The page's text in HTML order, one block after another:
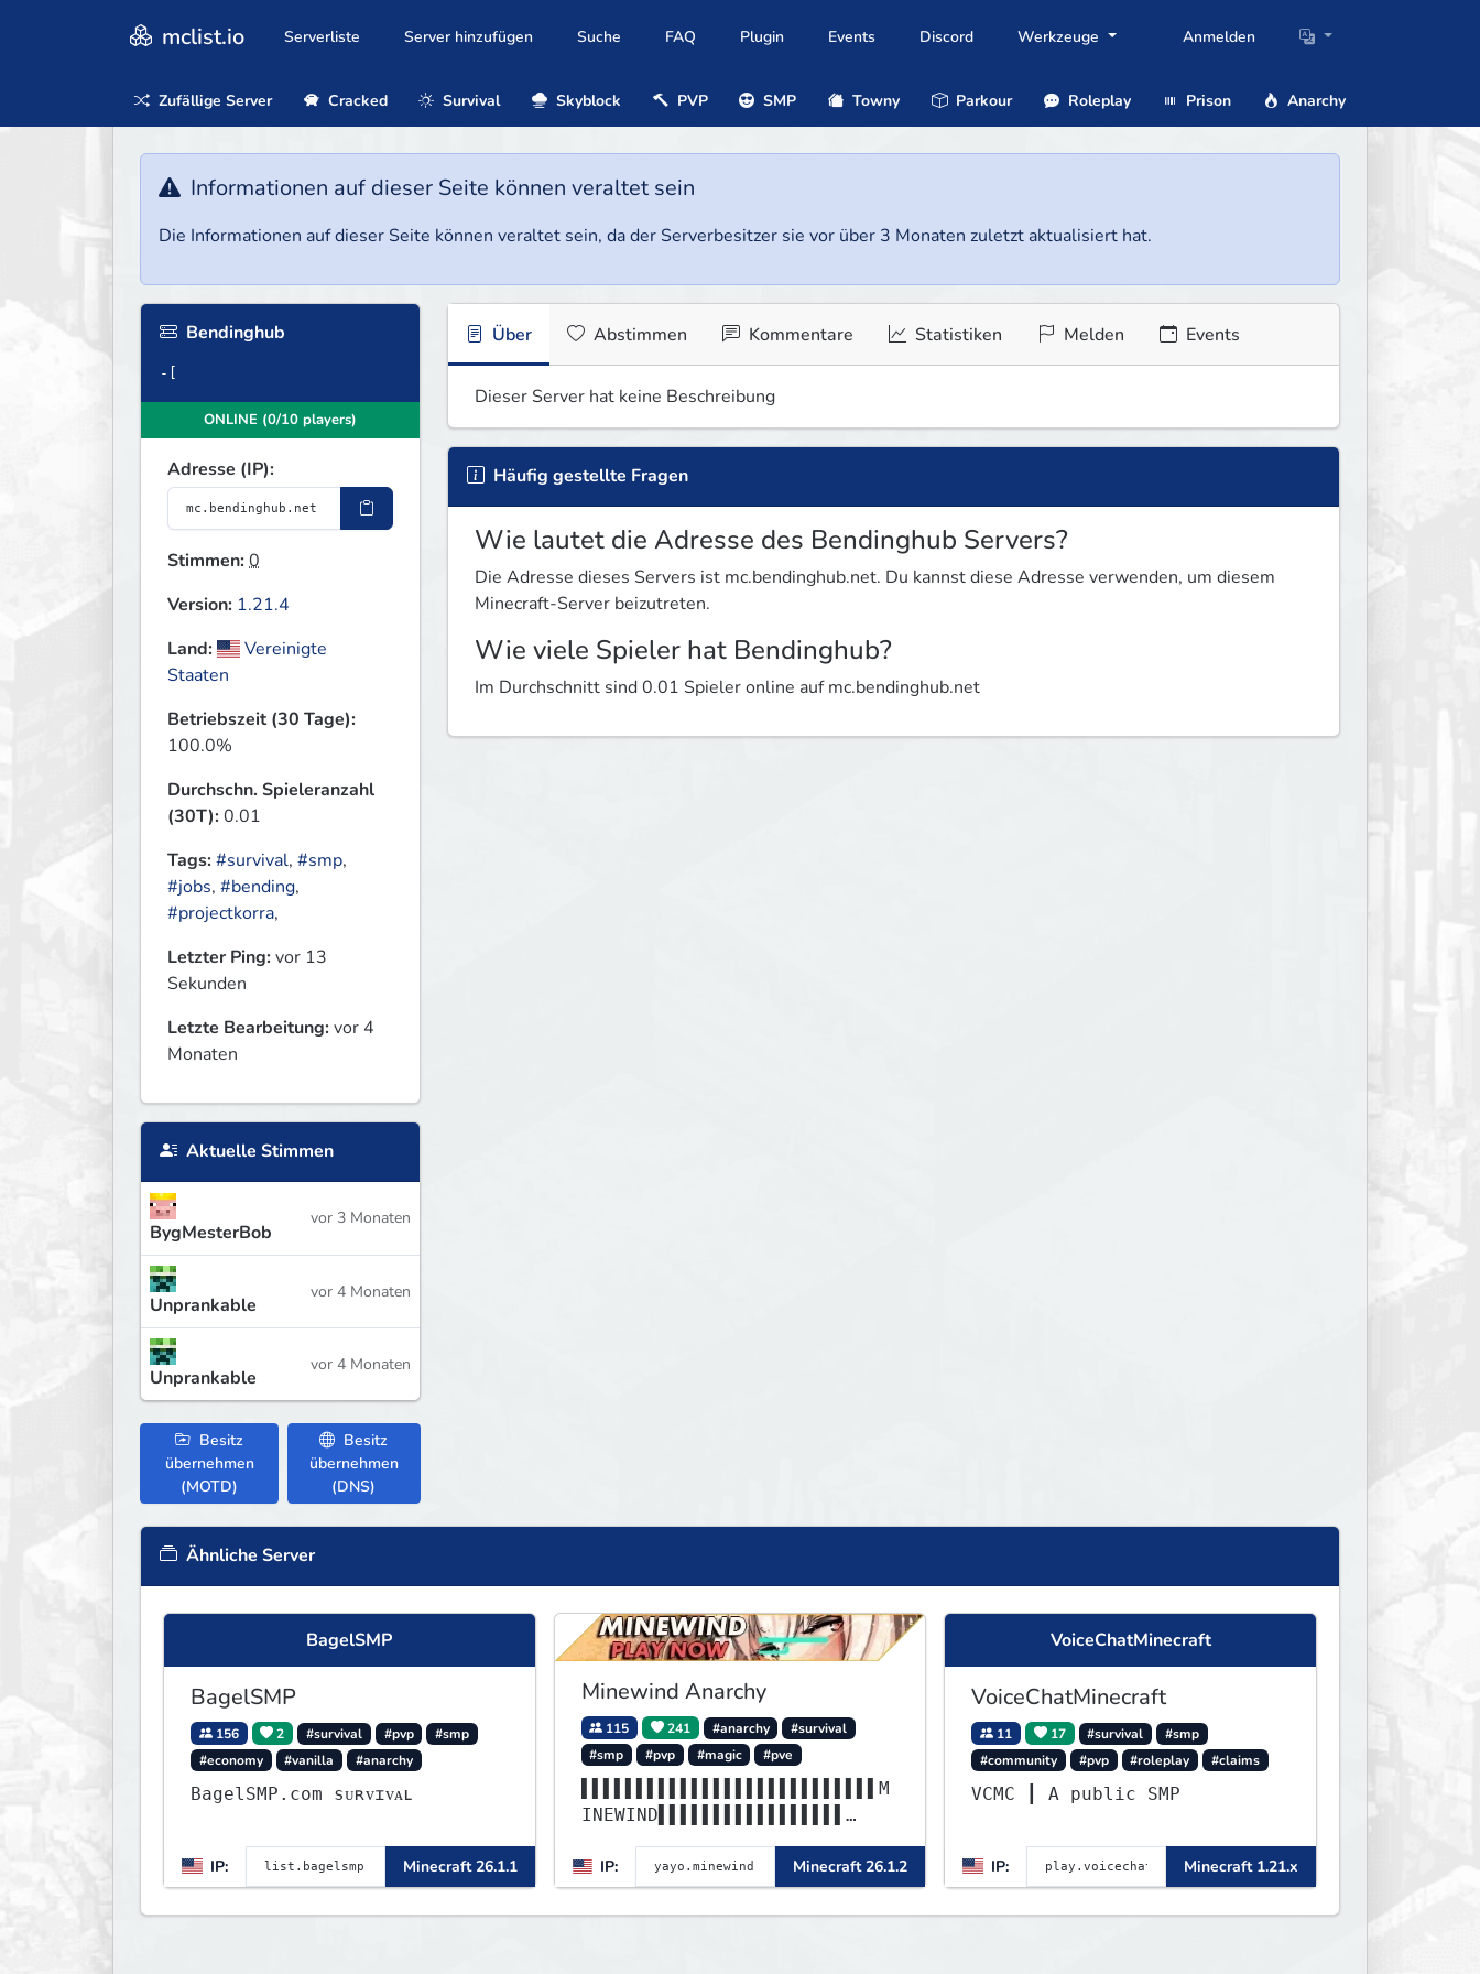
mclist.io Serverliste Server hinzufügen Suche FAQ Plugin Events Discord Werkzeuge Anmelden
Zufällige Server Cracked Survival Skyblock PVP SMP Towny Parkour Roleplay Prison Anarchy
Informationen auf dieser Seite können veraltet sein
Die Informationen auf dieser Seite können veraltet sein, da der Serverbesitzer sie vor über 3 Monaten zuletzt aktualisiert hat.
Bendinghub
-[
ONLINE (0/10 players)
Adresse (IP):
Stimmen:0
Version: 1.21.4
Land:
Vereinigte
Staaten
Betriebszeit (30 Tage):
100.0%
Durchschn. Spieleranzahl
(30T):0.01
Tags:#survival, #smp,
#jobs, #bending,
#projectkorra,
Letzter Ping:vor 13
Sekunden
Letzte Bearbeitung:vor 4
Monaten
Aktuelle Stimmen
BygMesterBob
vor 3 Monaten
Unprankable
vor 4 Monaten
Unprankable
vor 4 Monaten
Besitz
übernehmen
(MOTD)
Besitz
übernehmen
(DNS)
Über Abstimmen Kommentare Statistiken Melden Events
Dieser Server hat keine Beschreibung
Häufig gestellte Fragen
Wie lautet die Adresse des Bendinghub Servers?
Die Adresse dieses Servers ist mc.bendinghub.net. Du kannst diese Adresse verwenden, um diesem
Minecraft-Server beizutreten.
Wie viele Spieler hat Bendinghub?
Im Durchschnitt sind 0.01 Spieler online auf mc.bendinghub.net
Ähnliche Server
BagelSMP
BagelSMP
156 2 #survival #pvp
#smp
#economy
#vanilla #anarchy
BagelSMP.com ѕᴜʀᴠɪᴠᴀʟ
IP: Minecraft 26.1.1
Minewind Anarchy
115 241 #anarchy
#survival
#smp
#pvp #magic #pve
▌▌▌▌▌▌▌▌▌▌▌▌▌▌▌▌▌▌▌▌▌▌▌▌▌▌▌M
INEWIND▌▌▌▌▌▌▌▌▌▌▌▌▌▌▌▌▌
▌▌▌▌▌▌▌▌▌▌▌▌▌▌▌▌▌▌▌▌▌▌▌▌▌▌▌▌
▌▌▌▌▌▌▌▌▌▌▌▌▌▌▌▌▌▌▌▌▌▌▌▌
IP: Minecraft 26.1.2
VoiceChatMinecraft
VoiceChatMinecraft
11 17 #survival
#smp
#community
#pvp #roleplay #claims
VCMC ┃ A public SMP
IP: Minecraft 1.21.x